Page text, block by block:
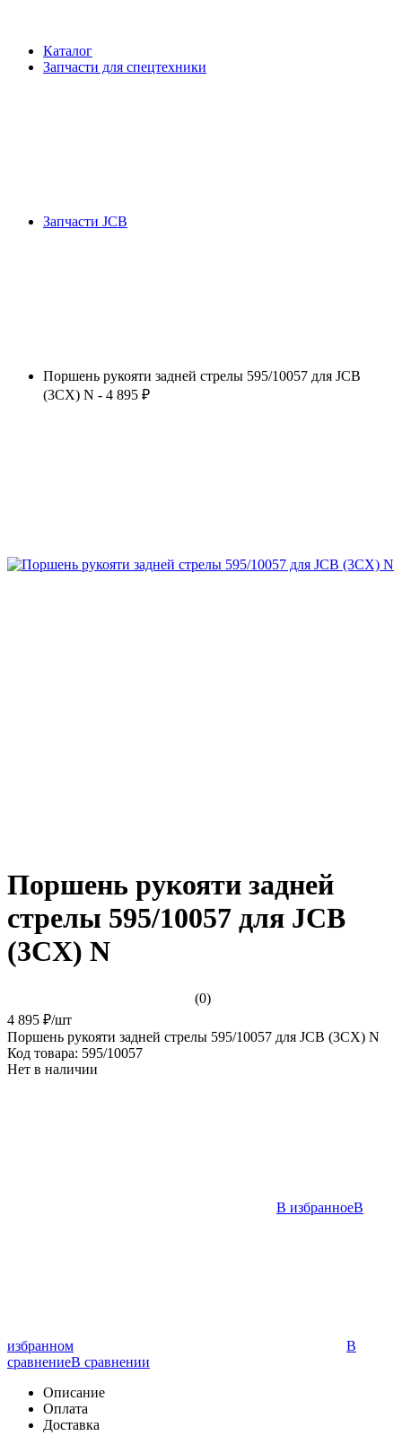
Каталог
Запчасти для спецтехники
Запчасти JCB
Поршень рукояти задней стрелы 595/10057 для JCB
(3CX) N - 4 895 ₽
Поршень рукояти задней
стрелы 595/10057 для JCB
(3CX) N
(0)
4 895 ₽/шт
Поршень рукояти задней стрелы 595/10057 для JCB (3CX) N
Код товара: 595/10057
Нет в наличии
В избранноеВ
избранном
В
сравнениеВ сравнении
Описание
Оплата
Доставка